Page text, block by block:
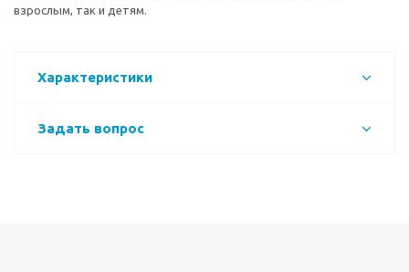
взрослым, так и детям.
Характеристики
Задать вопрос